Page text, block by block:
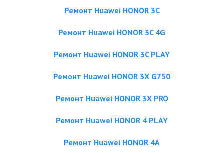
Ремонт Huawei HONOR 3C
Ремонт Huawei HONOR 3C 4G
Ремонт Huawei HONOR 3C PLAY
Ремонт Huawei HONOR 3X G750
Ремонт Huawei HONOR 3X PRO
Ремонт Huawei HONOR 4 PLAY
Ремонт Huawei HONOR 4A